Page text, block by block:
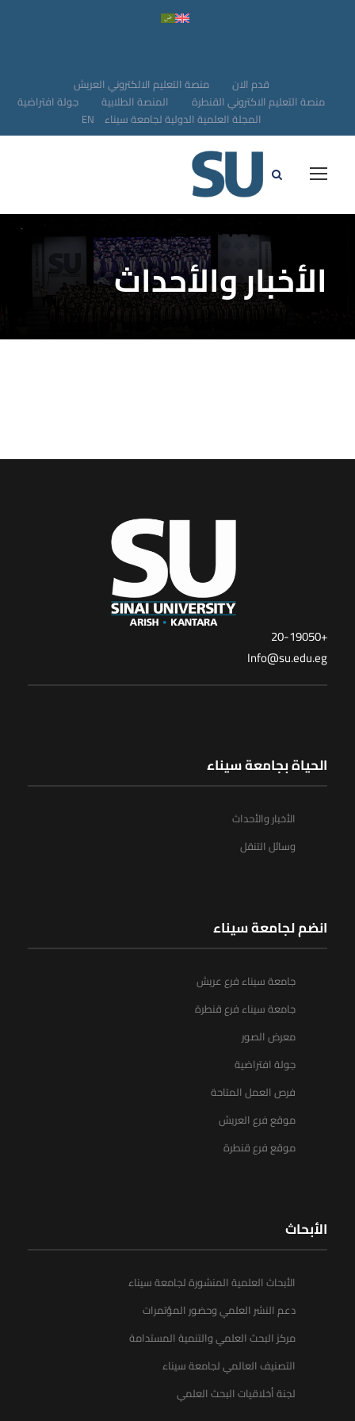
قدم الان
منصة التعليم الالكتروني العريش
منصة التعليم الاكتروني القنطرة
المنصة الطلابية
جولة افتراضية
المجلة العلمية الدولية لجامعة سيناء EN
الأخبار والأحداث
+20-19050
Info@su.edu.eg
الحياة بجامعة سيناء
الأخبار والأحداث
وسائل التنقل
انضم لجامعة سيناء
جامعة سيناء فرع عريش
جامعة سيناء فرع قنطرة
معرض الصور
جولة افتراضية
فرص العمل المتاحة
موقع فرع العريش
موقع فرع قنطرة
الأبحاث
الأبحاث العلمية المنشورة لجامعة سيناء
دعم النشر العلمي وحضور المؤتمرات
مركز البحث العلمي والتنمية المستدامة
التصنيف العالمي لجامعة سيناء
لجنة أخلاقيات البحث العلمي